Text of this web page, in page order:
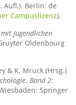
Aufl.). Berlin: de
Campuslizenz).
Jugendlichen
Oldenbourg
& K. Mruck (Hrsg.)
Band 2:
Springer